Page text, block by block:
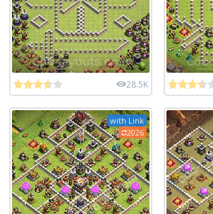
28.5K
with Link
2026